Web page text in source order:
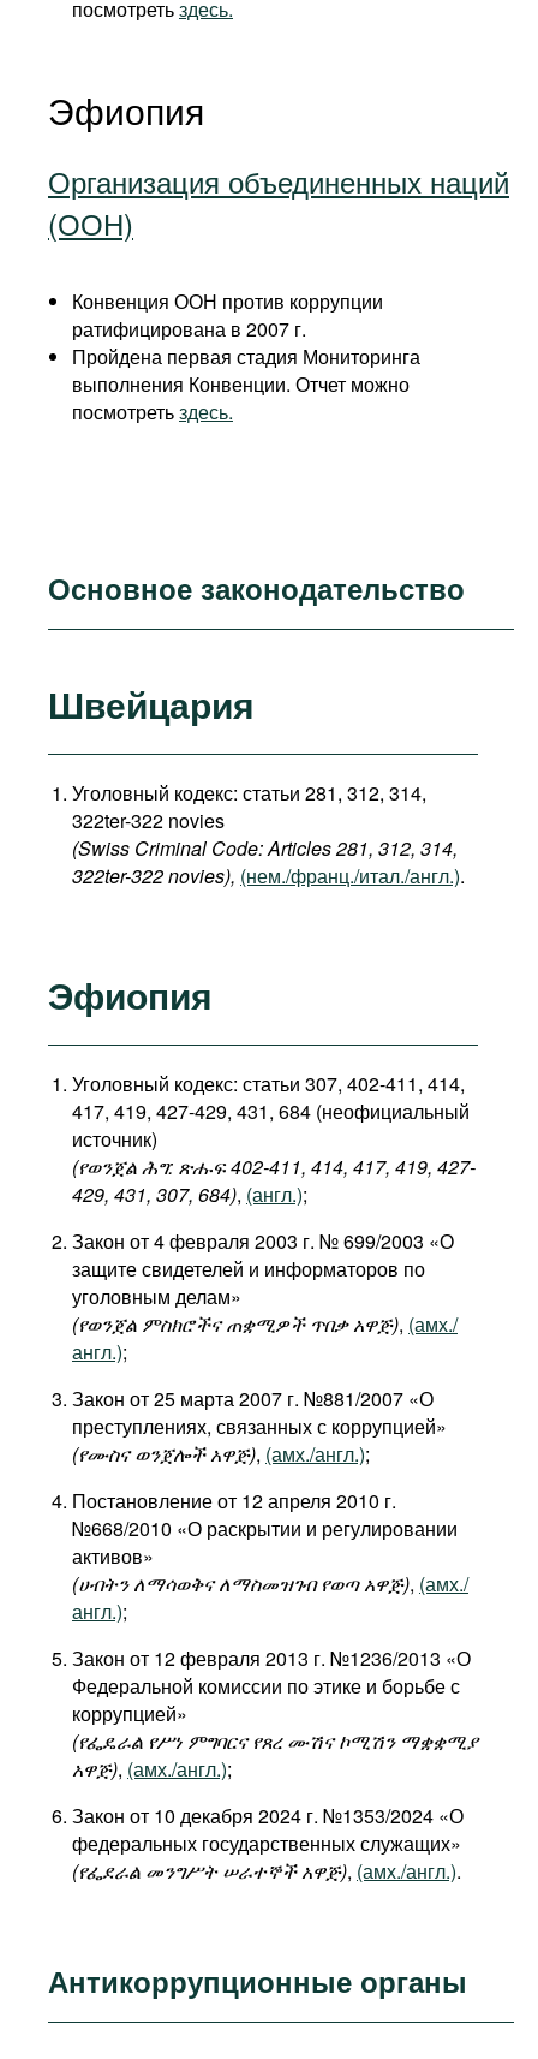
посмотретьздесь.
Эфиопия
Организация объединенных наций
(ООН)
Конвенция ООН против коррупции
ратифицирована в 2007 г.
Пройдена первая стадия Мониторинга
выполнения Конвенции. Отчет можно
посмотретьздесь.
Основное законодательство
Швейцария
Уголовный кодекс: статьи 281, 312, 314,
322ter-322 novies
(Swiss Criminal Code: Articles 281, 312, 314,
322ter-322 novies), (нем./франц./итал./англ.).
Эфиопия
Уголовный кодекс: статьи 307, 402-411, 414,
417, 419, 427-429, 431, 684 (неофициальный
источник)
(የወንጀልሕግ: ጽሑፍ 402-411, 414, 417, 419, 427-
429, 431, 307, 684), (англ.);
Закон от 4 февраля 2003 г. № 699/2003 «О
защите свидетелей и информаторов по
уголовным делам»
(የወንጀል ምስክሮችና ጠቋሚዎች ጥበቃ አዋጅ), (амх./
англ.);
Закон от 25 марта 2007 г. №881/2007 «О
преступлениях, связанных с коррупцией»
(የሙስና ወንጀሎች አዋጅ), (амх./англ.);
Постановление от 12 апреля 2010 г.
№668/2010 «О раскрытии и регулировании
активов»
(ሀብትን ለማሳወቅና ለማስመዝገብ የወጣአዋጅ), (амх./
англ.);
Закон от 12 февраля 2013 г. №1236/2013 «О
Федеральной комиссии по этике и борьбе с
коррупцией»
(የፌዴራል የሥነ ምግባርና የጸረ ሙሽና ኮሚሽን ማቋቋሚያ
አዋጅ), (амх./англ.);
Закон от 10 декабря 2024 г. №1353/2024 «О
федеральных государственных служащих»
(የፌደራል መንግሥት ሠራተኞችአዋጅ), (амх./англ.).
Антикоррупционные органы